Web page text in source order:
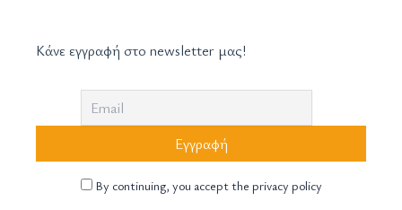
Κάνε εγγραφή στο newsletter μας!
By continuing, you accept the privacy policy